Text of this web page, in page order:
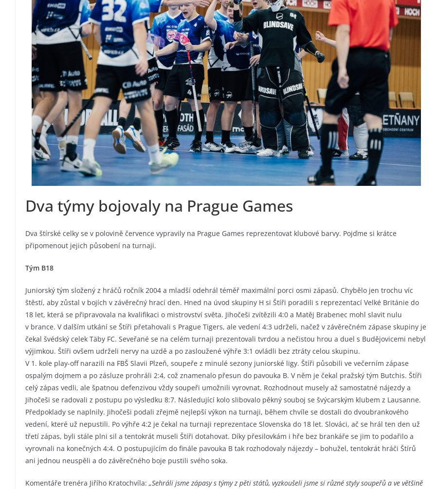
Dva týmy bojovaly na Prague Games
Dva štírské celky se v polovině července vypravily na Prague Games reprezentovat klubové barvy. Pojďme si krátce
připomenout jejich působení na turnaji.
Tým B18
Juniorský tým složený z hráčů ročník 2004 a mladší odehrál téměř maximální porci osmi zápasů. Chybělo jen trochu víc
štěstí, aby zůstal v bojích v závěrečný hrací den. Hned na úvod skupiny H si Štíři poradili s reprezentací Velké Británie do
18 let, která se připravovala na kvalifikaci o mistrovství světa. Jihočeši zvítězili 4:0 a Matěj Brabenec mohl slavit nulu
v brance. V dalším utkání se Štíři přetahovali s Prague Tigers, ale vedení 4:3 udrželi, načež v závěrečném zápase skupiny je
čekal švédský celek Täby FC. Seveřané se na celém turnaji prezentovali tvrdou a nečistou hrou a duel s Budějovicemi nebyl
výjimkou. Štíři ovšem udrželi nervy na uzdě a po zasloužené výhře 3:1 ovládli bez ztráty celou skupinu.
V 1. kole play-off narazili na FBŠ Slavii Plzeň, soupeře z minulé sezony juniorské ligy. Štíři působili ve večerním zápase
ospalým dojmem a po zásluze prohráli 2:4, což znamenalo přesun do pavouka B. V něm je čekal pražský tým Butchis. Štíři
celý zápas vedli, ale špatnou defenzivou vždy soupeři umožnili vyrovnat. Rozhodnout musely až samostatné nájezdy a
Jihočeši se radovali z postupu po výsledku 8:7. Následující kolo slibovalo pěkný souboj se švýcarským klubem z Lausanne.
Předpoklady se naplnily. Jihočeši podali zřejmě nejlepší výkon na turnaji, během chvíle se dostali do dvoubrankového
vedení, které už nepustili. Po výhře 4:2 je čekal na turnaji reprezentace Slovenska do 18 let. Slováci, ač se hrál ten den už
třetí zápas, byli stále plni sil a tentokrát museli Štíři dotahovat. Díky přesilovkám i hře bez brankáře se jim to podařilo a
vyrovnali na konečných 4:4. O postupujícím do finále pavouka B tak rozhodovaly nájezdy – bohužel, tentokrát hráči Štírů
ani jednou neuspěli a do závěrečného boje pustili svého soka.
Komentáře trenéra Jiřího Kratochvíla: „Sehráli jsme zápasy s týmy z pěti států, vyzkoušeli jsme si různé styly soupeřů a ve většině